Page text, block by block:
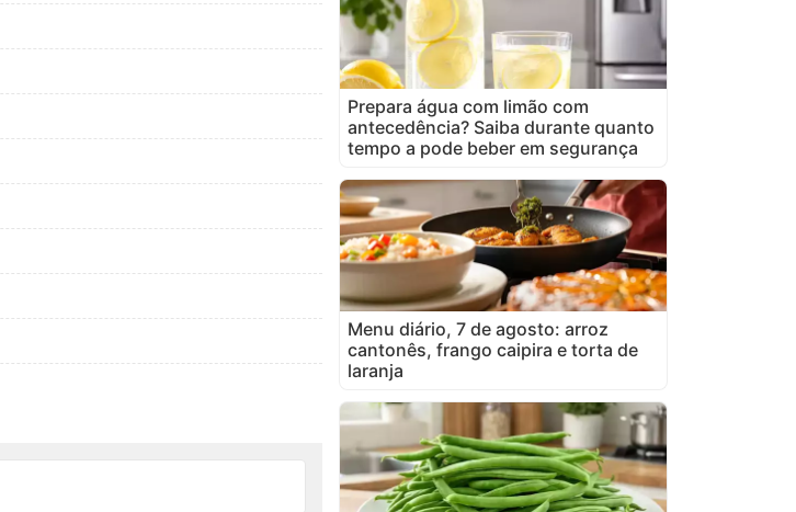
Prepara água com limão com
antecedência? Saiba durante quanto
tempo a pode beber em segurança
Menu diário, 7 de agosto: arroz
cantonês, frango caipira e torta de
laranja